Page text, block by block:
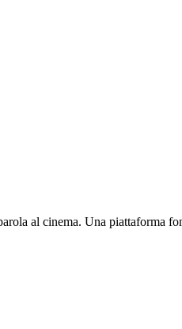
al cinema. Una piattaforma